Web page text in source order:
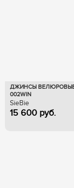
ДЖИНСЫ ВЕЛЮРОВЫЕ
002WIN
SieBie
15 600 руб.